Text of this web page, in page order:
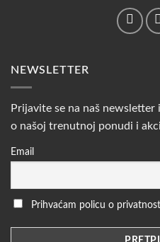
NEWSLETTER
Prijavite se na naš
o našoj trenutnoj ponudi i
Email
Prihvaćam policu o